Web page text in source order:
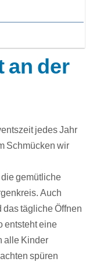
an der
jedes Jahr
Schmücken wir
gemütliche
Auch
tägliche Öffnen
entsteht eine
alle Kinder
spüren